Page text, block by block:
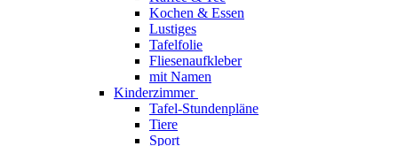
Kochen & Essen
Lustiges
Tafelfolie
Fliesenaufkleber
mit Namen
Kinderzimmer
Tafel-Stundenpläne
Tiere
Sport